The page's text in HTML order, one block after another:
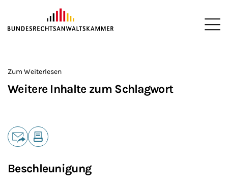
ZUM HAUPTINHALT SPRINGEN
Zum Weiterlesen
Weitere Inhalte zum Schlagwort
Teilen
Beschleunigung